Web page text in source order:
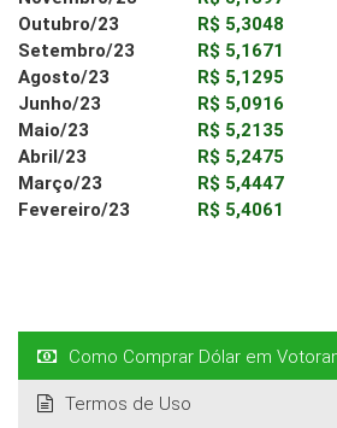
Outubro/23
R$ 5,3048
Setembro/23
R$ 5,1671
Agosto/23
R$ 5,1295
Junho/23
R$ 5,0916
Maio/23
R$ 5,2135
Abril/23
R$ 5,2475
Março/23
R$ 5,4447
Fevereiro/23
R$ 5,4061
Como Comprar Dólar em
Termos de Uso